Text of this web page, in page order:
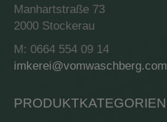
Manhartstraße 73
2000 Stockerau
M: 0664 554 09 14
imkerei@vomwaschberg.com
PRODUKTKATEGORIEN